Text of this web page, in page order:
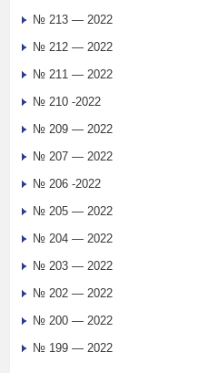
№ 213 — 2022
№ 212 — 2022
№ 211 — 2022
№ 210 -2022
№ 209 — 2022
№ 207 — 2022
№ 206 -2022
№ 205 — 2022
№ 204 — 2022
№ 203 — 2022
№ 202 — 2022
№ 200 — 2022
№ 199 — 2022